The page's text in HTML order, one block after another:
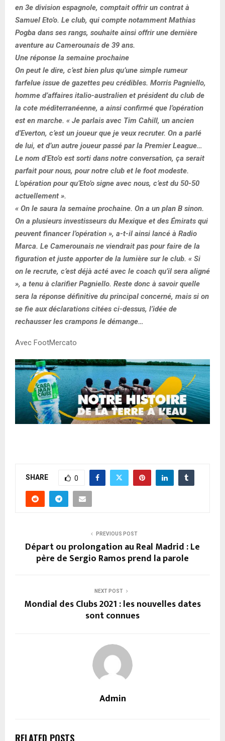
en 3e division espagnole, comptait offrir un contrat à
Samuel Eto’o. Le club, qui compte notamment Mathias
Pogba dans ses rangs, souhaite ainsi offrir une dernière
aventure au Camerounais de 39 ans.
Une réponse la semaine prochaine
On peut le dire, c’est bien plus qu’une simple rumeur
farfelue issue de gazettes peu crédibles. Morris Pagniello,
homme d’affaires italio-australien et président du club de
la cote méditerranéenne, a ainsi confirmé que l’opération
est en marche. « Je parlais avec Tim Cahill, un ancien
d’Everton, c’est un joueur que je veux recruter. On a parlé
de lui, et d’un autre joueur passé par la Premier League…
Le nom d’Eto’o est sorti dans notre conversation, ça serait
parfait pour nous, pour notre club et le foot modeste.
L’opération pour qu’Eto’o signe avec nous, c’est du 50-50
actuellement ».
« On le saura la semaine prochaine. On a un plan B sinon.
On a plusieurs investisseurs du Mexique et des Émirats qui
peuvent financer l’opération », a-t-il ainsi lancé à Radio
Marca. Le Camerounais ne viendrait pas pour faire de la
figuration et juste apporter de la lumière sur le club. « Si
on le recrute, c’est déjà acté avec le coach qu’il sera aligné
», a tenu à clarifier Pagniello. Reste donc à savoir quelle
sera la réponse définitive du principal concerné, mais si on
se fie aux déclarations citées ci-dessus, l’idée de
rechausser les crampons le démange…
Avec FootMercato
SHARE 0
PREVIOUS POST
Départ ou prolongation au Real Madrid : Le
père de Sergio Ramos prend la parole
NEXT POST
Mondial des Clubs 2021 : les nouvelles dates
sont connues
Admin
RELATED POSTS